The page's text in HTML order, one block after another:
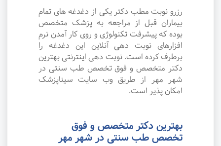
رزرو نوبت مطب دکتر یکی از دغدغه های تمام
بیماران قبل از مراجعه به پزشک متخصص
بوده که پیشرفت تکنولوژی و روی کار آمدن نرم
افزارهای نوبت دهی آنلاین این دغدغه را
برطرف کرده است. نوبت دهی اینترنتی بهترین
دکتر متخصص و فوق تخصص طب سنتی در
شهر مهر از طریق وب سایت سیناپزشک
امکان پذیر است.
بهترین دکتر متخصص و فوق
تخصص طب سنتی در شهر مهر